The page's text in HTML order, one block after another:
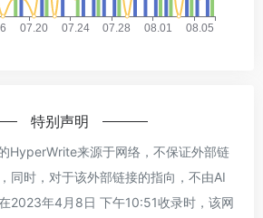
特别声明
HyperWrite来源于网络，不保证外部链
同时，对于该外部链接的指向，不由AI
2023年4月8日 下午10:51收录时，该网